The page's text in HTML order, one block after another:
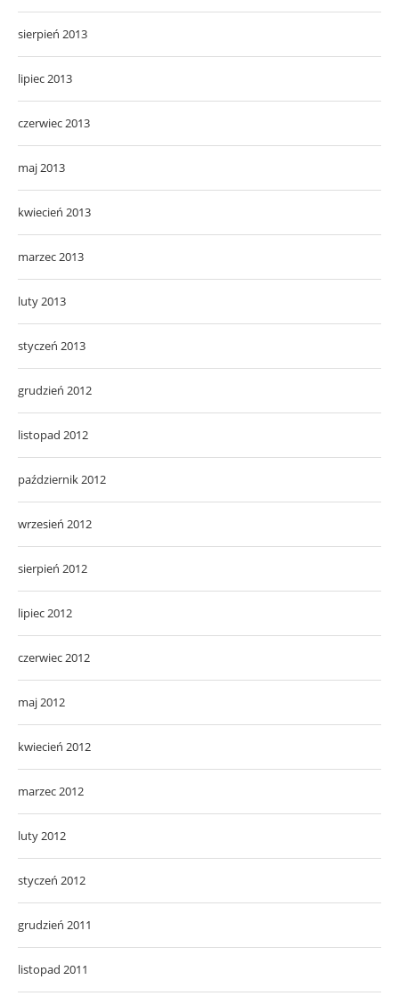
sierpień 2013
lipiec 2013
czerwiec 2013
maj 2013
kwiecień 2013
marzec 2013
luty 2013
styczeń 2013
grudzień 2012
listopad 2012
październik 2012
wrzesień 2012
sierpień 2012
lipiec 2012
czerwiec 2012
maj 2012
kwiecień 2012
marzec 2012
luty 2012
styczeń 2012
grudzień 2011
listopad 2011